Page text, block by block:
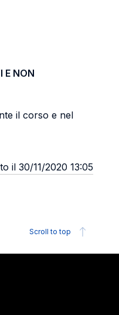
E NON
il corso e nel
il 30/11/2020 13:05
Scroll to top